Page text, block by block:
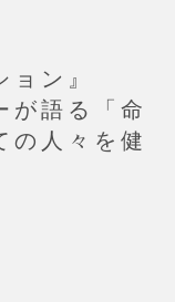
ン』
が語る「命
の人々を健